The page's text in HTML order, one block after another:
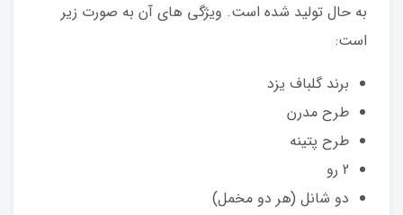
به حال تولید شده است. ویژگی های آن به صورت زیر
است:
برند گلباف یزد
طرح مدرن
طرح پتینه
2 رو
دو شانل (هر دو مخمل)